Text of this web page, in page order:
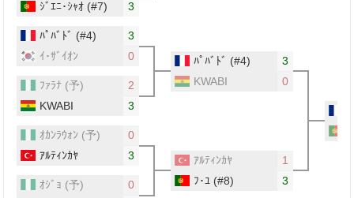
ｼﾞｴﾆ･ｼｬｵ(#7) 3
ﾊﾟﾊﾞﾄﾞ (#4)
3
ｲ･ｻﾞｲｵﾝ
0
ﾌｧﾗﾅ(予)
2
KWABI
3
ｵｶﾝﾗｳｫﾝ(予)
0
ｱﾙﾃｨﾝｶﾔ
3
ｵｼﾞｮ (予)
0
ﾊﾟﾊﾞﾄﾞ (#4)
3
KWABI
0
ｱﾙﾃｨﾝｶﾔ
1
ﾌ･ﾕ(#8) 3